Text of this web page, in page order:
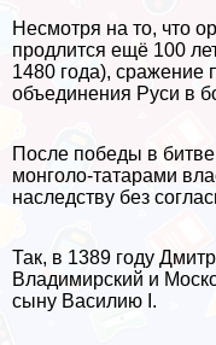
Несмотря на то, что
продлится ещё 100
1480 года), сражение
объединения Руси в
После победы в
монголо-татарами
наследству без
Так, в 1389 году
Владимирский и
сыну Василию I.